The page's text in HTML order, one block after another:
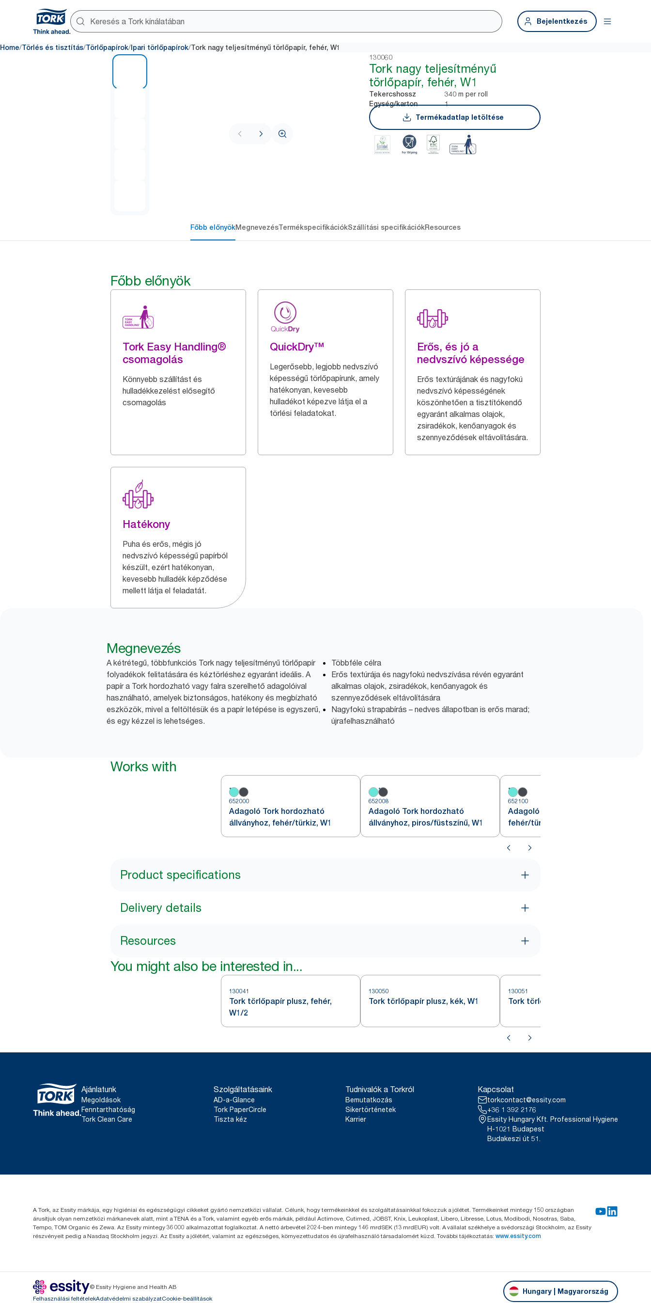
Bejelentkezés
Home/Törlés és tisztítás/Törlőpapírok/ Ipari törlőpapírok/Tork nagy teljesítményű törlőpapír, fehér, W1
130060
Tork nagy teljesítményű
törlőpapír, fehér, W1
Tekercshossz 340 m per roll
Egység/karton
1
Termékadatlap letöltése
Főbb előnyökMegnevezésTermékspecifikációkSzállítási specifikációkResources
Főbb előnyök
Tork Easy Handling®
csomagolás
Könnyebb szállítást és
hulladékkezelést elősegítő
csomagolás
QuickDry™
Legerősebb, legjobb nedvszívó
képességű törlőpapírunk, amely
hatékonyan, kevesebb
hulladékot képezve látja el a
törlési feladatokat.
Erős, és jó a
nedvszívó képessége
Erős textúrájának és nagyfokú
nedvszívó képességének
köszönhetően a tisztítókendő
egyaránt alkalmas olajok,
zsiradékok, kenőanyagok és
szennyeződések eltávolítására.
Hatékony
Puha és erős, mégis jó
nedvszívó képességű papírból
készült, ezért hatékonyan,
kevesebb hulladék képződése
mellett látja el feladatát.
Megnevezés
A kétrétegű, többfunkciós Tork nagy teljesítményű törlőpapír
folyadékok felitatására és kéztörléshez egyaránt ideális. A
papír a Tork hordozható vagy falra szerelhető adagolóival
használható, amelyek biztonságos, hatékony és megbízható
eszközök, mivel a feltöltésük és a papír letépése is egyszerű,
és egy kézzel is lehetséges.
Többféle célra
Erős textúrája és nagyfokú nedvszívása révén egyaránt
alkalmas olajok, zsiradékok, kenőanyagok és
szennyeződések eltávolítására
Nagyfokú strapabírás – nedves állapotban is erős marad;
újrafelhasználható
Works with
652000
Adagoló Tork hordozható
állványhoz, fehér/türkiz, W1
652008
Adagoló Tork hordozható
állványhoz, piros/füstszínű, W1
652100
Adagoló Tork fali állványhoz,
fehér/türkiz, W1
Product specifications
Delivery details
Resources
You might also be interested in...
130041
Tork törlőpapír plusz, fehér,
W1/2
130050
Tork törlőpapír plusz, kék, W1
130051
Tork törlőpapír plusz, kék, W1
Ajánlatunk
Megoldások
Fenntarthatóság
Tork Clean Care
Szolgáltatásaink
AD-a-Glance
Tork PaperCircle
Tiszta kéz
Tudnivalók a Torkról
Bemutatkozás
Sikertörténetek
Karrier
Kapcsolat
torkcontact@essity.com
+36 1 392 2176
Essity Hungary Kft. Professional Hygiene
H-1021 Budapest
Budakeszi út 51.
A Tork, az Essity márkája, egy higiéniai és egészségügyi cikkeket gyártó nemzetközi vállalat. Célunk, hogy termékeinkkel és szolgáltatásainkkal fokozzuk a jólétet. Termékeinket mintegy 150 országban
árusítjuk olyan nemzetközi márkanevek alatt, mint a TENA és a Tork, valamint egyéb erős márkák, például Actimove, Cutimed, JOBST, Knix, Leukoplast, Libero, Libresse, Lotus, Modibodi, Nosotras, Saba,
Tempo, TOM Organic és Zewa. Az Essity mintegy 36 000 alkalmazottat foglalkoztat. A nettó árbevétel 2024-ben mintegy 146 mrdSEK (13 mrdEUR) volt. A vállalat székhelye a svédországi Stockholm, az Essity
részvényeit pedig a Nasdaq Stockholm jegyzi. Az Essity a jólétért, valamint az egészséges, környezettudatos és újrafelhasználó társadalomért küzd. További tájékoztatás: www.essity.com
© Essity Hygiene and Health AB
Felhasználási feltételekAdatvédelmi szabályzatCookie-beállítások
Hungary | Magyarország